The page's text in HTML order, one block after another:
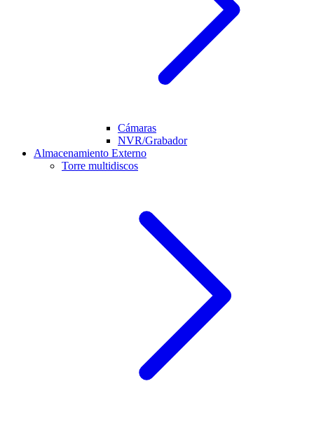
Cámaras
NVR/Grabador
Almacenamiento Externo
Torre multidiscos